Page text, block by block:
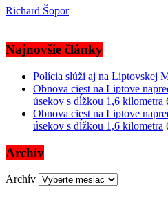
Richard Šopor
Najnovšie články
Polícia slúži aj na Liptovskej
Obnova ciest na Liptove
úsekov s dĺžkou 1,6 kilometra
Obnova ciest na Liptove
úsekov s dĺžkou 1,6 kilometra
Archív
Archív